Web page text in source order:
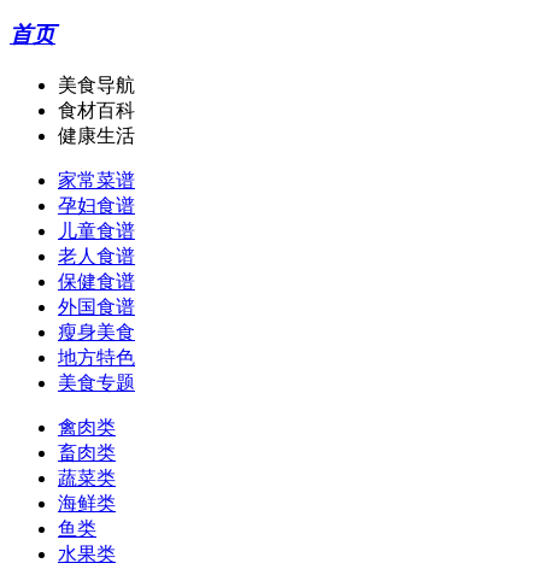
首页
美食导航
食材百科
健康生活
家常菜谱
孕妇食谱
儿童食谱
老人食谱
保健食谱
外国食谱
瘦身美食
地方特色
美食专题
禽肉类
畜肉类
蔬菜类
海鲜类
鱼类
水果类